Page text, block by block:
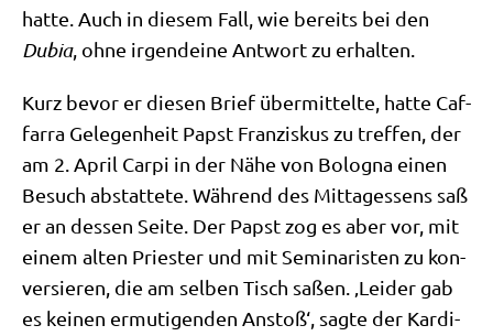
hat­te. Auch in die­sem Fall, wie bereits bei den
Dubia, ohne irgend­ei­ne Ant­wort zu erhalten.
Kurz bevor er die­sen Brief über­mit­tel­te, hat­te Caf­
farra Gele­gen­heit Papst Fran­zis­kus zu tref­fen, der
am 2. April Car­pi in der Nähe von Bolo­gna einen
Besuch abstat­te­te. Wäh­rend des Mit­tag­essens saß
er an des­sen Sei­te. Der Papst zog es aber vor, mit
einem alten Prie­ster und mit Semi­na­ri­sten zu kon­
ver­sie­ren, die am sel­ben Tisch saßen. ‚Lei­der gab
es kei­nen ermu­ti­gen­den Anstoß‘, sag­te der Kar­di­